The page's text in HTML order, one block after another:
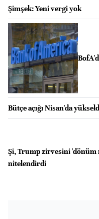
Şimşek: Yeni vergi yok
Bütçe açığı Nisan'da
Şi, Trump zirvesini 'dönüm
nitelendirdi